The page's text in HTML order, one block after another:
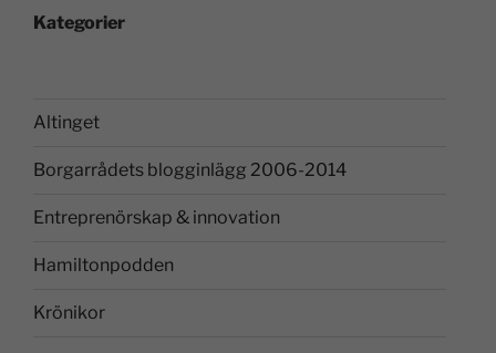
Kategorier
Altinget
Borgarrådets blogginlägg 2006-2014
Entreprenörskap & innovation
Hamiltonpodden
Krönikor